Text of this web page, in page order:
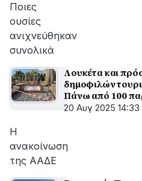
Ποιες
ουσίες
ανιχνεύθηκαν
συνολικά
Λουκέτα και
δημοφιλών
Πάνω από 100
20 Αυγ 2025 14:33
Η
ανακοίνωση
της ΑΑΔΕ